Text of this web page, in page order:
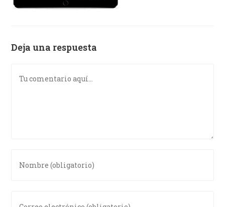
Deja una respuesta